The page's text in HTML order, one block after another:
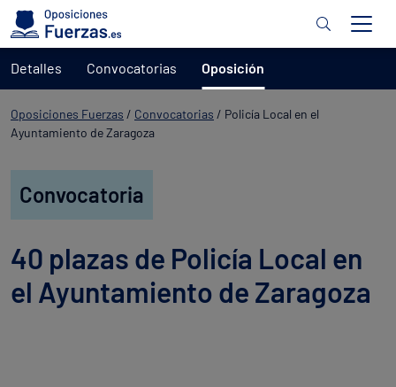
Oposiciones Fuerzas / Convocatorias / Policía Local en el
Ayuntamiento de Zaragoza
Convocatoria
40 plazas de Policía Local en
el Ayuntamiento de Zaragoza
Detalles Convocatorias Oposición